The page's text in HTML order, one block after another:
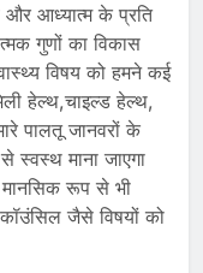
और आध्यात्म के प्रति
गुणों का विकास
विषय को हमने कई
हेल्थ,चाइल्ड हेल्थ,
पालतू जानवरों के
स्वस्थ माना जाएगा
रूप से भी
जैसे विषयों को